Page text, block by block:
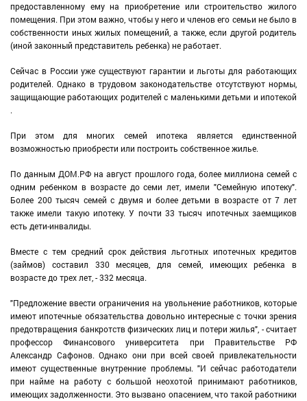
предоставленному ему на приобретение или строительство жилого
помещения. При этом важно, чтобы у него и членов его семьи не было в
собственности иных жилых помещений, а также, если другой родитель
(иной законный представитель ребенка) не работает.
Сейчас в России уже существуют гарантии и льготы для работающих
родителей. Однако в трудовом законодательстве отсутствуют нормы,
защищающие работающих родителей с маленькими детьми и ипотекой
.
При этом для многих семей ипотека является единственной
возможностью приобрести или построить собственное жилье.
По данным ДОМ.РФ на август прошлого года, более миллиона семей с
одним ребенком в возрасте до семи лет, имели "Семейную ипотеку".
Более 200 тысяч семей с двумя и более детьми в возрасте от 7 лет
также имели такую ипотеку. У почти 33 тысяч ипотечных заемщиков
есть дети-инвалиды.
Вместе с тем средний срок действия льготных ипотечных кредитов
(займов) составил 330 месяцев, для семей, имеющих ребенка в
возрасте до трех лет, - 332 месяца.
"Предложение ввести ограничения на увольнение работников, которые
имеют ипотечные обязательства довольно интересные с точки зрения
предотвращения банкротств физических лиц и потери жилья", - считает
профессор Финансового университета при Правительстве РФ
Александр Сафонов. Однако они при всей своей привлекательности
имеют существенные внутренние проблемы. "И сейчас работодатели
при найме на работу с большой неохотой принимают работников,
имеющих задолженности. Это вызвано опасением, что такой работники